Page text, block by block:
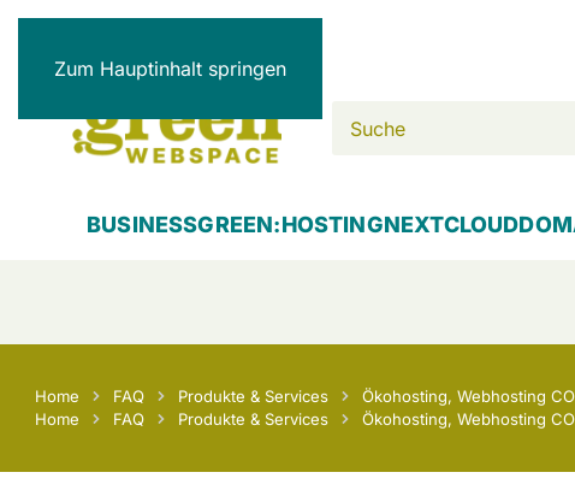
Zum Hauptinhalt springen
BUSINESSGREEN:HOSTINGNEXTCLOUD
Home FAQ Produkte & Services Ökohosting, Webhosting
Home
FAQ Produkte & Services Ökohosting, Webhosting